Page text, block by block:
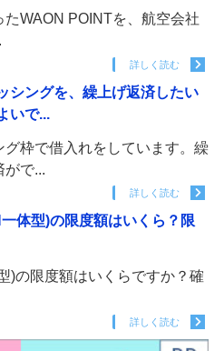
WAON POINTを、航空会社
詳しく読む
シングを、繰上げ返済したい
いで...
枠で借入れをしています。繰
がで...
詳しく読む
体型)の限度額はいくら？限
)の限度額はいくらですか？確
詳しく読む